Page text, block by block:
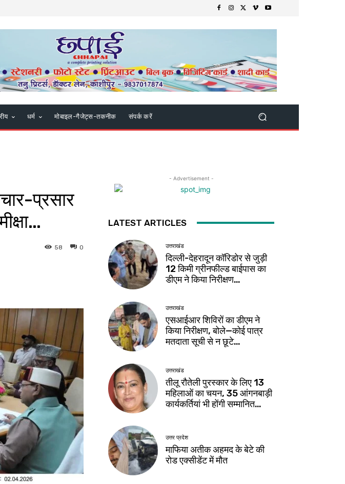
धर्म मोबाइल-गैजेट्स-तकनीक संपर्क करें
प्रसार
0
58
- Advertisement -
LATEST ARTICLES
उत्तराखंड
दिल्ली-देहरादून कॉरिडोर से जुड़ी
12 किमी ग्रीनफील्ड बाईपास का
डीएम ने किया निरीक्षण…
उत्तराखंड
एसआईआर शिविरों का डीएम ने
किया निरीक्षण, बोले—कोई पात्र
मतदाता सूची से न छूटे…
उत्तराखंड
तीलू रौतेली पुरस्कार के लिए 13
महिलाओं का चयन, 35 आंगनबाड़ी
कार्यकर्तियां भी होंगी सम्मानित…
उत्तर प्रदेश
माफिया अतीक अहमद के बेटे की
रोड एक्सीडेंट में मौत